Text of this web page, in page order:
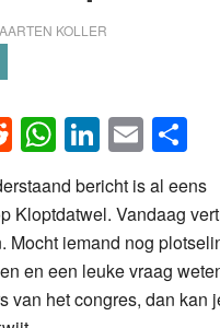
KOLLER
Reddit
WhatsApp
LinkedIn
Email
bericht is al eens
Kloptdatwel. Vandaag
Mocht iemand nog
en een leuke vraag
van het congres, dan kan